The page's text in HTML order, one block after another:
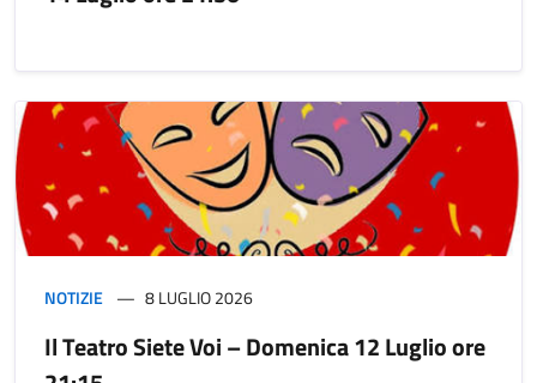
NOTIZIE 8 LUGLIO 2026
Il Teatro Siete Voi – Domenica 12 Luglio ore